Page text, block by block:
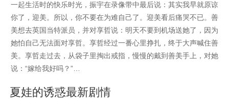
一起生活时的快乐时光，振宇在录像带中最后说：其实我早就原谅
你了，迎美。所以，你不要在为难自己了。迎美看后痛哭不已。善
美想去英国当特派员，并对享哲说：明天不要到机场送她了，因为
她怕自己无法面对享哲。享哲经过一番心里挣扎，终于大声喊住善
美。享哲走过去，从袋子里掏出戒指，慢慢的戴到善美手上，对她
说：“嫁给我好吗？”…
夏娃的诱惑最新剧情